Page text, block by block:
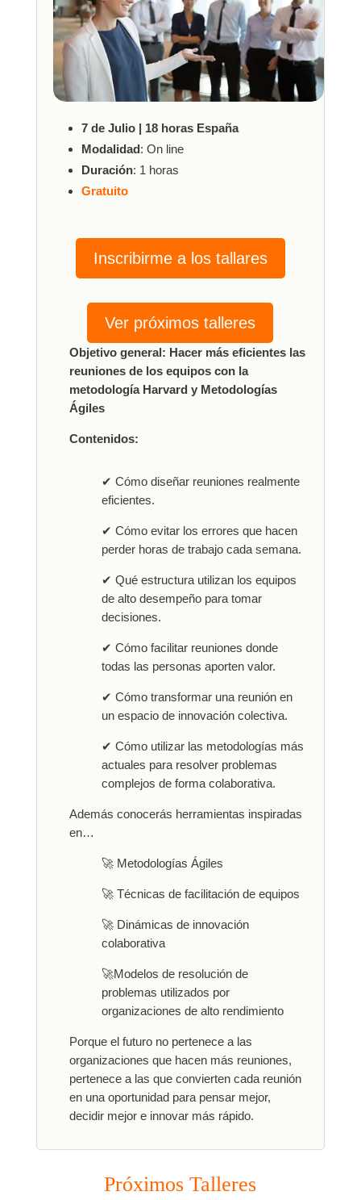
7 de Julio | 18 horas España
Modalidad: On line
Duración: 1 horas
Gratuito
Inscribirme a los tallares
Ver próximos talleres
Objetivo general: Hacer más eficientes las
reuniones de los equipos con la
metodología Harvard y Metodologías
Ágiles
Contenidos:
✔ Cómo diseñar reuniones realmente
eficientes.
✔ Cómo evitar los errores que hacen
perder horas de trabajo cada semana.
✔ Qué estructura utilizan los equipos
de alto desempeño para tomar
decisiones.
✔ Cómo facilitar reuniones donde
todas las personas aporten valor.
✔ Cómo transformar una reunión en
un espacio de innovación colectiva.
✔ Cómo utilizar las metodologías más
actuales para resolver problemas
complejos de forma colaborativa.
Además conocerás herramientas inspiradas
en…
🚀 Metodologías Ágiles
🚀 Técnicas de facilitación de equipos
🚀 Dinámicas de innovación
colaborativa
🚀Modelos de resolución de
problemas utilizados por
organizaciones de alto rendimiento
Porque el futuro no pertenece a las
organizaciones que hacen más reuniones,
pertenece a las que convierten cada reunión
en una oportunidad para pensar mejor,
decidir mejor e innovar más rápido.
Próximos Talleres